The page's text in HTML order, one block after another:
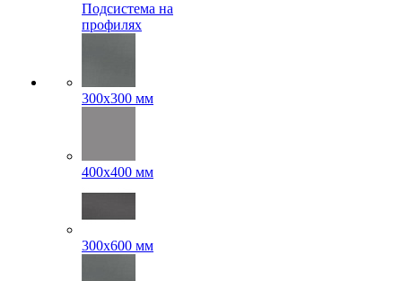
Подсистема на
профилях
300x300 мм
400х400 мм
300x600 мм